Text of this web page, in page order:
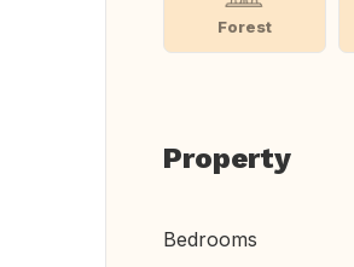
Forest
Property
Bedrooms